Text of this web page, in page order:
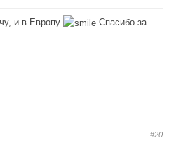
и в Европу Спасибо за
#20